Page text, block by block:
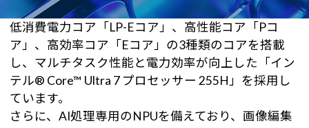
低消費電力コア「LP-Eコア」、高性能コア「Pコ
ア」、高効率コア「Eコア」の3種類のコアを搭載
し、マルチタスク性能と電力効率が向上した「イン
テル® Core™ Ultra 7 プロセッサー 255H」を採用し
ています。
さらに、AI処理専用のNPUを備えており、画像編集